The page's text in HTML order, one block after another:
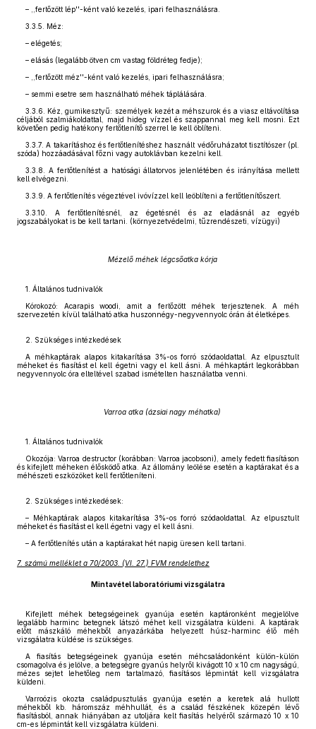
– ,,fertőzött lép''-ként való kezelés, ipari felhasználásra.
3.3.5. Méz:
– elégetés;
– elásás (legalább ötven cm vastag földréteg fedje);
– ,,fertőzött méz''-ként való kezelés, ipari felhasználásra;
– semmi esetre sem használható méhek táplálására.
3.3.6. Kéz, gumikesztyű: személyek kezét a méhszurok és a viasz eltávolítása
céljából szalmiákoldattal, majd hideg vízzel és szappannal meg kell mosni. Ezt
követően pedig hatékony fertőtlenítő szerrel le kell öblíteni.
3.3.7. A takarításhoz és fertőtlenítéshez használt védőruházatot tisztítószer (pl.
szóda) hozzáadásával főzni vagy autoklávban kezelni kell.
3.3.8. A fertőtlenítést a hatósági állatorvos jelenlétében és irányítása mellett
kell elvégezni.
3.3.9. A fertőtlenítés végeztével ivóvízzel kell leöblíteni a fertőtlenítőszert.
3.3.10. A fertőtlenítésnél, az égetésnél és az eladásnál az egyéb
jogszabályokat is be kell tartani. (környezetvédelmi, tűzrendészeti, vízügyi)
Mézelő méhek légcsőatka kórja
1. Általános tudnivalók
Kórokozó: Acarapis woodi, amit a fertőzött méhek terjesztenek. A méh
szervezetén kívül található atka huszonnégy-negyvennyolc órán át életképes.
2. Szükséges intézkedések
A méhkaptárak alapos kitakarítása 3%-os forró szódaoldattal. Az elpusztult
méheket és fiasítást el kell égetni vagy el kell ásni. A méhkaptárt legkorábban
negyvennyolc óra elteltével szabad ismételten használatba venni.
Varroa atka (ázsiai nagy méhatka)
1. Általános tudnivalók
Okozója: Varroa destructor (korábban: Varroa jacobsoni), amely fedett fiasításon
és kifejlett méheken élősködő atka. Az állomány leölése esetén a kaptárakat és a
méhészeti eszközöket kell fertőtleníteni.
2. Szükséges intézkedések:
– Méhkaptárak alapos kitakarítása 3%-os forró szódaoldattal. Az elpusztult
méheket és fiasítást el kell égetni vagy el kell ásni.
– A fertőtlenítés után a kaptárakat hét napig üresen kell tartani.
7. számú melléklet a 70/2003. (VI. 27.) FVM rendelethez
Mintavétel laboratóriumi vizsgálatra
Kifejlett méhek betegségeinek gyanúja esetén kaptáronként megjelölve
legalább harminc betegnek látszó méhet kell vizsgálatra küldeni. A kaptárak
előtt mászkáló méhekből anyazárkába helyezett húsz-harminc élő méh
vizsgálatra küldése is szükséges.
A fiasítás betegségeinek gyanúja esetén méhcsaládonként külön-külön
csomagolva és jelölve, a betegségre gyanús helyről kivágott 10 x 10 cm nagyságú,
mézes sejtet lehetőleg nem tartalmazó, fiasításos lépmintát kell vizsgálatra
küldeni.
Varroózis okozta családpusztulás gyanúja esetén a keretek alá hullott
méhekből kb. háromszáz méhhullát, és a család fészkének közepén lévő
fiasításból, annak hiányában az utoljára kelt fiasítás helyéről származó 10 x 10
cm-es lépmintát kell vizsgálatra küldeni.